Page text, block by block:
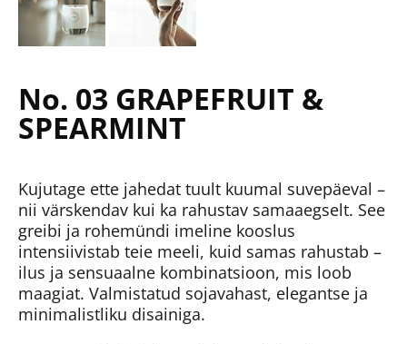
No. 03 GRAPEFRUIT &
SPEARMINT
Kujutage ette jahedat tuult kuumal suvepäeval –
nii värskendav kui ka rahustav samaaegselt. See
greibi ja rohemündi imeline kooslus
intensiivistab teie meeli, kuid samas rahustab –
ilus ja sensuaalne kombinatsioon, mis loob
maagiat. Valmistatud sojavahast, elegantse ja
minimalistliku disainiga.